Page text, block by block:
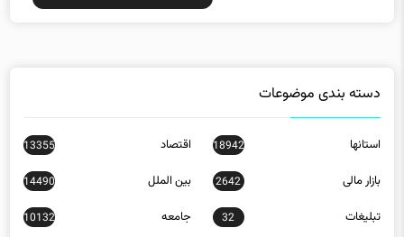
استانها
بازار مالی 2642
14490
تبلیغات 32 جامعه 10132
دانش 7584 عمومی 1926